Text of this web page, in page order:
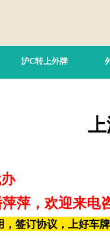
沪C转上外牌
萍 ，欢迎来电
签订协议，上好车牌